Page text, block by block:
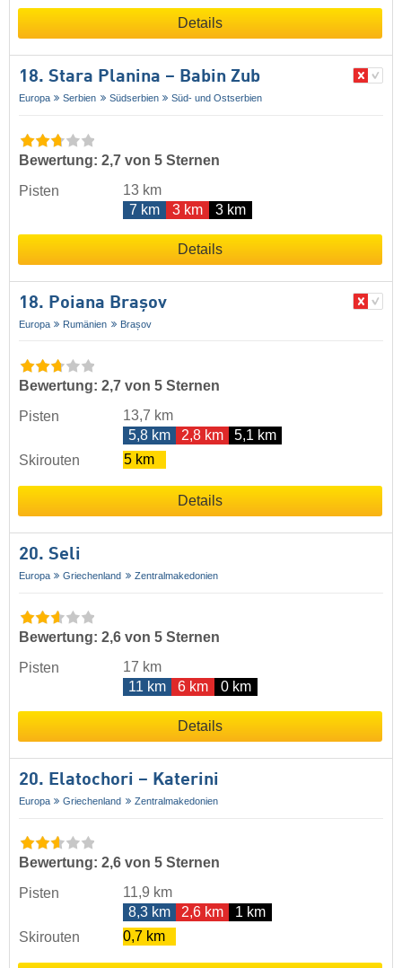
Details
18. Stara Planina – Babin Zub
Europa Serbien Südserbien Süd- und Ostserbien
Bewertung: 2,7 von 5 Sternen
Pisten
13 km
7 km
3 km 3 km
Details
18. Poiana Brașov
Europa Rumänien Brașov
Bewertung: 2,7 von 5 Sternen
Pisten
13,7 km
5,8 km
2,8 km
5,1 km
Skirouten
5 km
Details
20. Seli
Europa Griechenland Zentralmakedonien
Bewertung: 2,6 von 5 Sternen
Pisten
17 km
11 km
6 km 0 km
Details
20. Elatochori – Katerini
Europa Griechenland Zentralmakedonien
Bewertung: 2,6 von 5 Sternen
Pisten
11,9 km
8,3 km
2,6 km
1 km
Skirouten
0,7 km